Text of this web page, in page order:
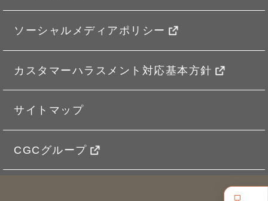
ソーシャルメディアポリシー
カスタマーハラスメント対応基本方針
サイトマップ
CGCグループ